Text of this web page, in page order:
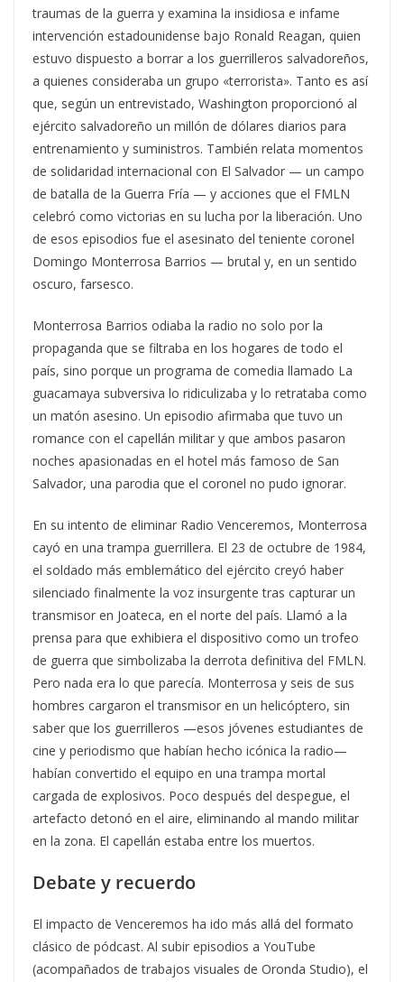
traumas de la guerra y examina la insidiosa e infame
intervención estadounidense bajo Ronald Reagan, quien
estuvo dispuesto a borrar a los guerrilleros salvadoreños,
a quienes consideraba un grupo «terrorista». Tanto es así
que, según un entrevistado, Washington proporcionó al
ejército salvadoreño un millón de dólares diarios para
entrenamiento y suministros. También relata momentos
de solidaridad internacional con El Salvador — un campo
de batalla de la Guerra Fría — y acciones que el FMLN
celebró como victorias en su lucha por la liberación. Uno
de esos episodios fue el asesinato del teniente coronel
Domingo Monterrosa Barrios — brutal y, en un sentido
oscuro, farsesco.
Monterrosa Barrios odiaba la radio no solo por la
propaganda que se filtraba en los hogares de todo el
país, sino porque un programa de comedia llamado La
guacamaya subversiva lo ridiculizaba y lo retrataba como
un matón asesino. Un episodio afirmaba que tuvo un
romance con el capellán militar y que ambos pasaron
noches apasionadas en el hotel más famoso de San
Salvador, una parodia que el coronel no pudo ignorar.
En su intento de eliminar Radio Venceremos, Monterrosa
cayó en una trampa guerrillera. El 23 de octubre de 1984,
el soldado más emblemático del ejército creyó haber
silenciado finalmente la voz insurgente tras capturar un
transmisor en Joateca, en el norte del país. Llamó a la
prensa para que exhibiera el dispositivo como un trofeo
de guerra que simbolizaba la derrota definitiva del FMLN.
Pero nada era lo que parecía. Monterrosa y seis de sus
hombres cargaron el transmisor en un helicóptero, sin
saber que los guerrilleros —esos jóvenes estudiantes de
cine y periodismo que habían hecho icónica la radio—
habían convertido el equipo en una trampa mortal
cargada de explosivos. Poco después del despegue, el
artefacto detonó en el aire, eliminando al mando militar
en la zona. El capellán estaba entre los muertos.
Debate y recuerdo
El impacto de Venceremos ha ido más allá del formato
clásico de pódcast. Al subir episodios a YouTube
(acompañados de trabajos visuales de Oronda Studio), el